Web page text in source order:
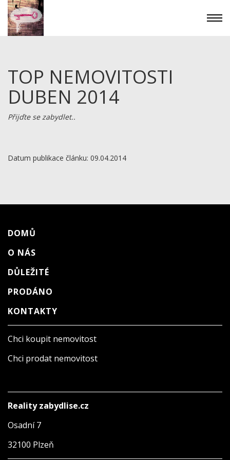
TOP NEMOVITOSTI
DUBEN 2014
Přijďte se zabydlet..
Datum publikace článku: 09.04.2014
DOMŮ
O NÁS
DŮLEŽITÉ
PRODÁNO
KONTAKTY
Chci koupit nemovitost
Chci prodat nemovitost
Reality zabydlise.cz
Osadní 7
32100 Plzeň